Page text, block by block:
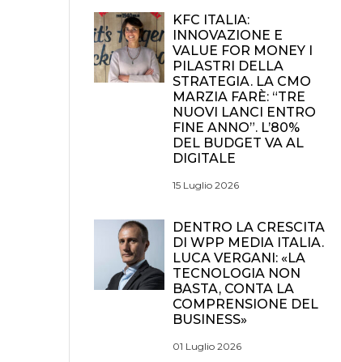
KFC ITALIA:
INNOVAZIONE E
VALUE FOR MONEY I
PILASTRI DELLA
STRATEGIA. LA CMO
MARZIA FARÈ: “TRE
NUOVI LANCI ENTRO
FINE ANNO”. L’80%
DEL BUDGET VA AL
DIGITALE
15 Luglio 2026
DENTRO LA CRESCITA
DI WPP MEDIA ITALIA.
LUCA VERGANI: «LA
TECNOLOGIA NON
BASTA, CONTA LA
COMPRENSIONE DEL
BUSINESS»
01 Luglio 2026